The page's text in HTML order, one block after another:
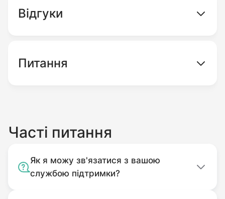
Відгуки
Питання
Часті питання
Як я можу зв'язатися з вашою
службою підтримки?